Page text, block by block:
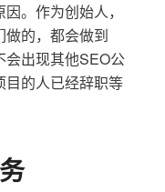
。作为创始人，
的，都会做到
会出现其他SEO公
目的人已经辞职等